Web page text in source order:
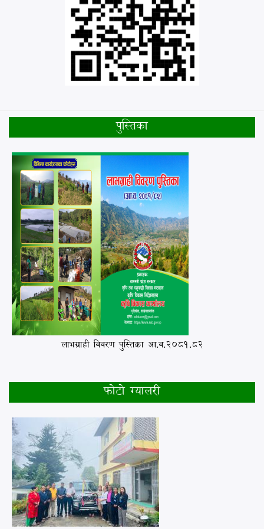
पुस्तिका
लाभग्राही विवरण पुस्तिका आ.व.2081.82
कफि उत्पादनका सम्भावना अवसर तथा चुनौतिहरु_अध्ययन प्रतिवेदन
फोटो ग्यालरी